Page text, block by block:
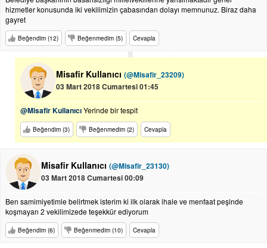
hizmetler konusunda iki vekilimizin çabasından dolayı memnunuz. Biraz daha
gayret
Beğendim (12) Beğenmedim (5) Cevapla
Misafir Kullanıcı (@Misafir_23209)
03 Mart 2018 Cumartesi 01:45
@Misafir KullanıcıYerinde bir tespit
Beğendim (3) Beğenmedim (2) Cevapla
Misafir Kullanıcı (@Misafir_23130)
03 Mart 2018 Cumartesi 00:09
Ben samimiyetimle belirtmek isterim ki ilk olarak ihale ve menfaat peşinde
koşmayan 2 vekilimizede teşekkür ediyorum
Beğendim (6) Beğenmedim (10) Cevapla